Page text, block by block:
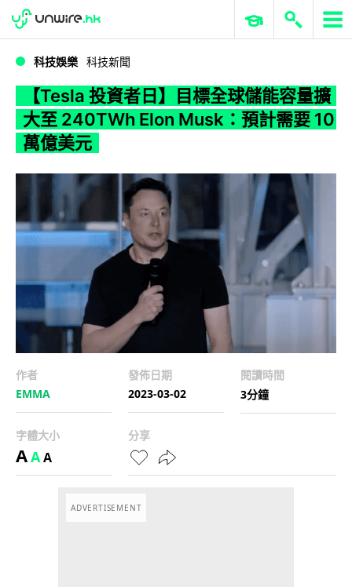
WWDC 2026 ERP 與商業 AI
科技娛樂 科技新聞
【Tesla 投資者日】目標全球儲能容量擴
大至 240TWh Elon Musk：預計需要 10
萬億美元
作者
EMMA
發佈日期
2023-03-02
閱讀時間
3分鐘
字體大小
AAA
分享
ADVERTISEMENT